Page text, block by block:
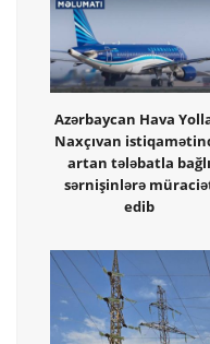
Azərbaycan Hava
Naxçıvan
artan tələbatla bağlı
sərnişinlərə
edib